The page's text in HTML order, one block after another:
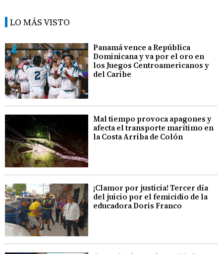
LO MÁS VISTO
Panamá vence a República
Dominicana y va por el oro en
los Juegos Centroamericanos y
del Caribe
Mal tiempo provoca apagones y
afecta el transporte marítimo en
la Costa Arriba de Colón
¡Clamor por justicia! Tercer día
del juicio por el femicidio de la
educadora Doris Franco